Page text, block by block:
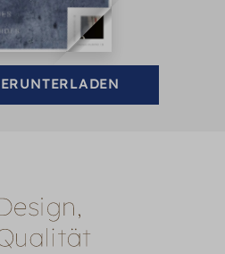
eine
Auswahl.